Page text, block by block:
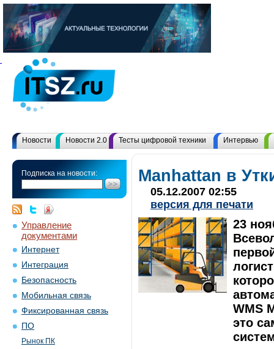
Новости Новости 2.0 Тесты цифровой техники Интервью
Подписка на новости:
Управление
документами
Интернет
Интеграция
Безопасность
Мобильная связь
Фиксированная связь
ПО
Рынок ПК
Manhattan в
05.12.2007 02:55
версия для печати
23
WMS
это